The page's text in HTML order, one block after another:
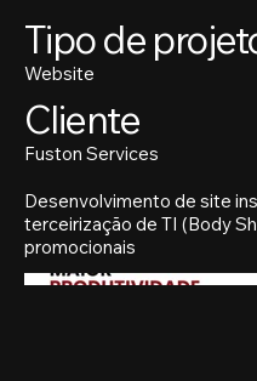
Tipo de
Website
Cliente
Fuston Services
Desenvolvimento de site
terceirização de TI (Body
promocionais